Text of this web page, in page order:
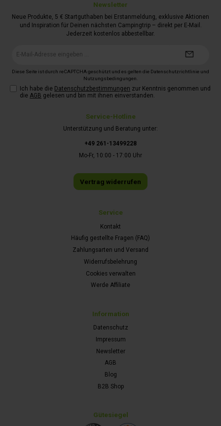
Service-Hotline
Unterstützung und Beratung unter:
+49 261-13499228
Mo-Fr, 10:00 - 17:00 Uhr
Vertrag widerrufen
Service
Kontakt
Häufig gestellte Fragen (FAQ)
Zahlungsarten und Versand
Widerrufsbelehrung
Cookies verwalten
Werde Affiliate
Information
Datenschutz
Impressum
Newsletter
AGB
Blog
B2B Shop
Gütesiegel
Newsletter
Neue Produkte, 5 € Startguthaben bei Erstanmeldung, exklusive Aktionen
und Inspiration für Deinen nächsten Campingtrip – direkt per E-Mail.
Jederzeit kostenlos abbestellbar.
Diese Seite ist durch reCAPTCHA geschützt und es gelten die Datenschutzrichtlinie und
Nutzungsbedingungen
Ich habe die Datenschutzbestimmungen zur Kenntnis genommen und
die AGB gelesen und bin mit ihnen einverstanden.